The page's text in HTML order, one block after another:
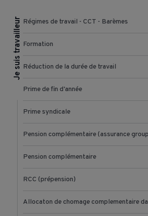
Je suis travailleur Régimes de travail - CCT - Barèmes
Formation
Réduction de la durée de travail
Prime de fin d'année
Prime syndicale
Pension complémentaire (assurance
Pension complémentaire
RCC (prépension)